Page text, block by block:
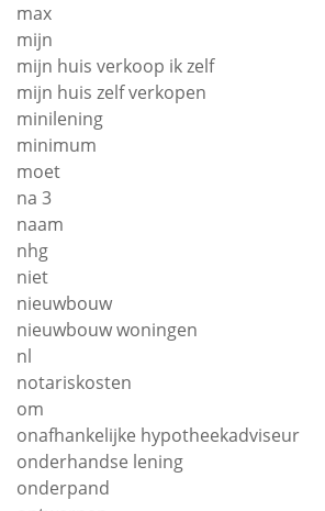
max
mijn
mijn huis verkoop ik zelf
mijn huis zelf verkopen
minilening
minimum
moet
na 3
naam
nhg
niet
nieuwbouw
nieuwbouw woningen
nl
notariskosten
om
onafhankelijke hypotheekadviseur
onderhandse lening
onderpand